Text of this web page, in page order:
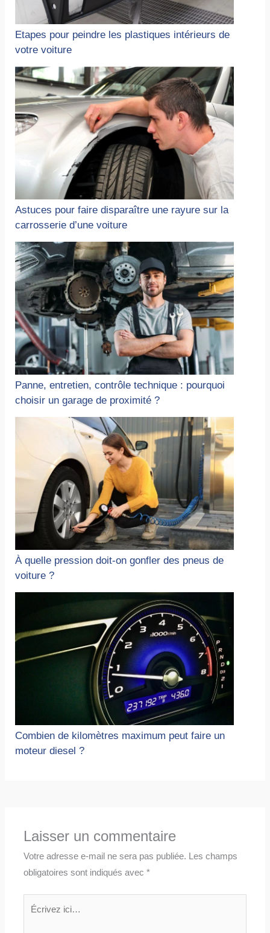
Etapes pour peindre les plastiques intérieurs de
votre voiture
Astuces pour faire disparaître une rayure sur la
carrosserie d’une voiture
Panne, entretien, contrôle technique : pourquoi
choisir un garage de proximité ?
À quelle pression doit-on gonfler des pneus de
voiture ?
Combien de kilomètres maximum peut faire un
moteur diesel ?
Laisser un commentaire
Votre adresse e-mail ne sera pas publiée.
Les champs
obligatoires sont indiqués avec*